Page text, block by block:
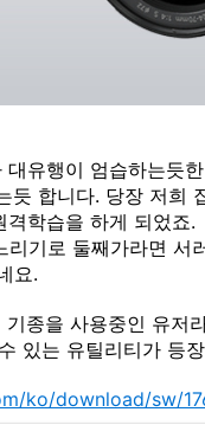
유행이 엄습하는듯
듯 합니다. 당장 저희
학습을 하게 되었죠.
기로 둘째가라면 서
요.
종을 사용중인 유저
있는 유틸리티가 등
ko/download/sw/